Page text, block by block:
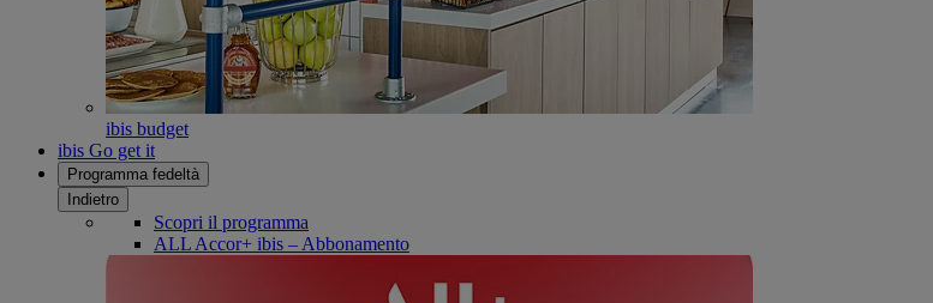
ibis budget
ibis Go get it
Programma fedeltà
Indietro
Scopri il programma
ALL Accor+ ibis – Abbonamento